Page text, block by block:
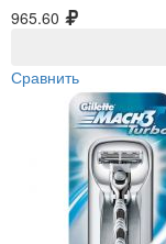
965.60
Сравнить